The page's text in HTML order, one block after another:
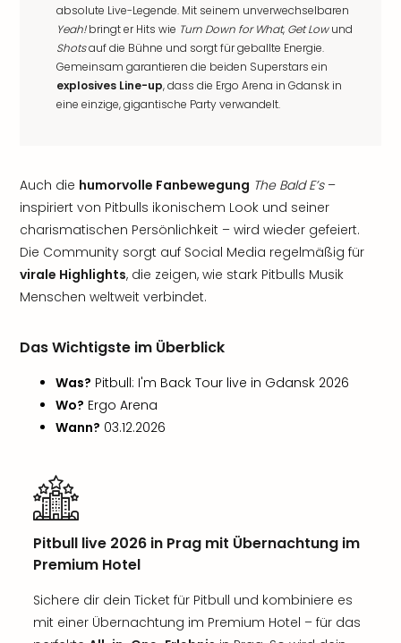
absolute Live-Legende. Mit seinem unverwechselbaren
Yeah!bringt er Hits wie Turn Down for What, Get Lowund
Shotsauf die Bühne und sorgt für geballte Energie.
Gemeinsam garantieren die beiden Superstars ein
explosives Line-up, dass die Ergo Arena in Gdansk in
eine einzige, gigantische Party verwandelt.
Auch die humorvolle Fanbewegung The Bald E’s–
inspiriert von Pitbulls ikonischem Look und seiner
charismatischen Persönlichkeit – wird wieder gefeiert.
Die Community sorgt auf Social Media regelmäßig für
virale Highlights, die zeigen, wie stark Pitbulls Musik
Menschen weltweit verbindet.
Das Wichtigste im Überblick
Was? Pitbull: I'm Back Tour live in Gdansk 2026
Wo? Ergo Arena
Wann? 03.12.2026
Pitbull live 2026 in Prag mit Übernachtung im
Premium Hotel
Sichere dir dein Ticket für Pitbull und kombiniere es
mit einer Übernachtung im Premium Hotel – für das